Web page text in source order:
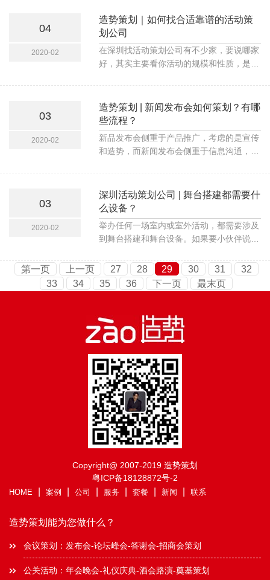
会有所差距，毕竟专业的东西更贵。
04
2020-02
造势策划｜如何找合适靠谱的活动策
划公司
在深圳找活动策划公司有不少家，要说哪家
好，其实主要看你活动的规模和性质，是发
划公司所擅长的领域也不一样，当然还要细
分行业，所以前期一定要给自己定位，这样
才能找到更匹配和更适合的活动策划公司。
03
2020-02
造势策划 | 新闻发布会如何策划？有哪
些流程？
新品发布会侧重于产品推广，考虑的是宣传
和造势，而新闻发布会侧重于信息沟通，考
03
2020-02
深圳活动策划公司 | 舞台搭建都需要什
么设备？
举办任何一场室内或室外活动，都需要涉及
到舞台搭建和舞台设备。如果要小伙伴说说
清，因此，本期造势策划就从户外活动作为
案例，帮大家分析一场活动具体需要哪些设
备，希望对大家有帮助！
第一页 上一页 27 28 29 30 31
32
33
34 35 36 下一页 最末页
Copyright@ 2007-2019 造势策划
粤ICP备18128872号-2
HOME 案例 公司 服务 套餐 新闻 联系
造势策划能为您做什么？
会议策划：发布会-论坛峰会-答谢会-招商会策划
公关活动：年会晚会-礼仪庆典-酒会路演-奠基策划